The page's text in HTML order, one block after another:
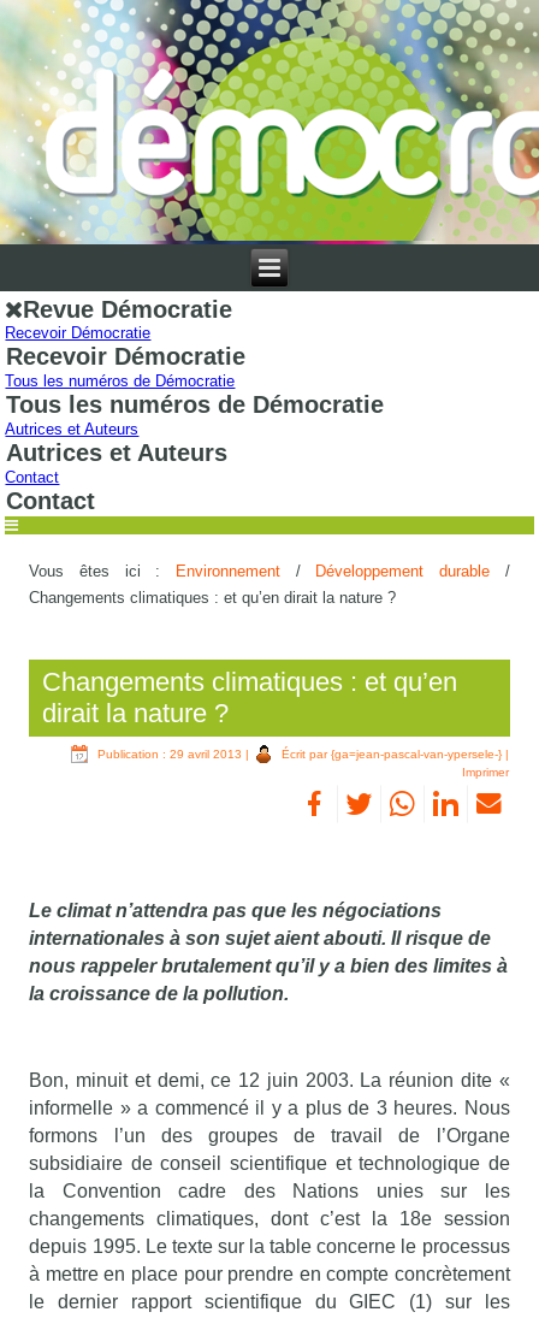
Revue Démocratie
Recevoir Démocratie
Recevoir Démocratie
Tous les numéros de Démocratie
Tous les numéros de Démocratie
Autrices et Auteurs
Autrices et Auteurs
Contact
Contact
Vous êtes ici : Environnement / Développement durable/
Changements climatiques : et qu’en dirait la nature ?
Changements climatiques : et qu’en
dirait la nature ?
Publication : 29 avril 2013 | Écrit par {ga=jean-pascal-van-ypersele-}|
Imprimer
Le climat n’attendra pas que les négociations
internationales à son sujet aient abouti. Il risque de
nous rappeler brutalement qu’il y a bien des limites à
la croissance de la pollution.
Bon, minuit et demi, ce 12 juin 2003. La réunion dite «
informelle » a commencé il y a plus de 3 heures. Nous
formons l’un des groupes de travail de l’Organe
subsidiaire de conseil scientifique et technologique de
la Convention cadre des Nations unies sur les
changements climatiques, dont c’est la 18e session
depuis 1995. Le texte sur la table concerne le processus
à mettre en place pour prendre en compte concrètement
le dernier rapport scientifique du GIEC (1) sur les